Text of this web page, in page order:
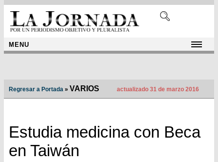
MENU
Regresar a Portada » VARIOS actualizado 31 de marzo 2016
Estudia medicina con Beca
en Taiwán